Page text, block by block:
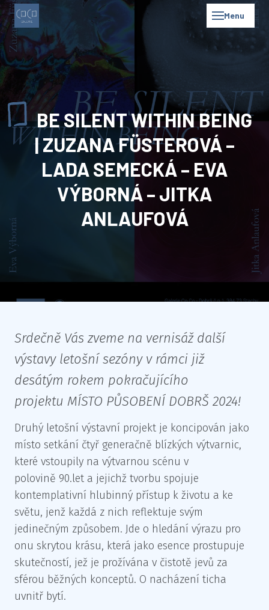
Menu
BE SILENT WITHIN BEING
| ZUZANA FÜSTEROVÁ –
LADA SEMECKÁ – EVA
VÝBORNÁ – JITKA
ANLAUFOVÁ
Srdečně Vás zveme na vernisáž další
výstavy letošní sezóny v rámci již
desátým rokem pokračujícího
projektu MÍSTO PŮSOBENÍ DOBRŠ 2024!
Druhý letošní výstavní projekt je koncipován jako
místo setkání čtyř generačně blízkých výtvarnic,
které vstoupily na výtvarnou scénu v
polovině 90.let a jejichž tvorbu spojuje
kontemplativní hlubinný přístup k životu a ke
světu, jenž každá z nich reflektuje svým
jedinečným způsobem. Jde o hledání výrazu pro
onu skrytou krásu, která jako esence prostupuje
skutečností, jež je prožívána v čistotě jevů za
sférou běžných konceptů. O nacházení ticha
uvnitř bytí.